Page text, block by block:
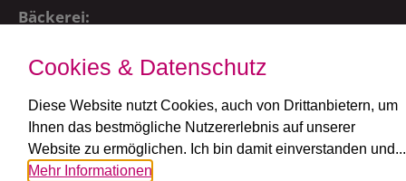
Bäckerei:
Café:
täglich ab 7:30 Uhr
ÖFFNUNGSZEITEN Weitra
Cookies & Datenschutz
Diese Website nutzt Cookies, auch von Drittanbietern, um
Ihnen das bestmögliche Nutzererlebnis auf unserer
Website zu ermöglichen. Ich bin damit einverstanden und...
Mehr Informationen